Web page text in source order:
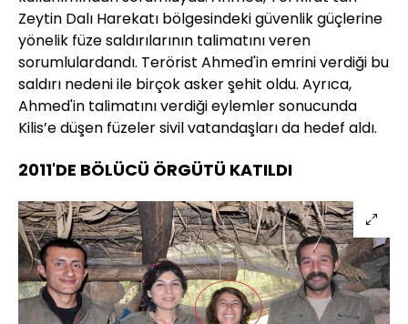
Zeytin Dalı Harekatı bölgesindeki güvenlik güçlerine
yönelik füze saldırılarının talimatını veren
sorumlulardandı. Terörist Ahmed'in emrini verdiği bu
saldırı nedeni ile birçok asker şehit oldu. Ayrıca,
Ahmed'in talimatını verdiği eylemler sonucunda
Kilis’e düşen füzeler sivil vatandaşları da hedef aldı.
2011'DE BÖLÜCÜ ÖRGÜTÜ KATILDI